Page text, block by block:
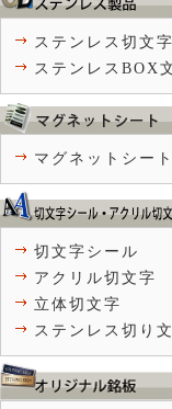
ステンレス切文字
ステンレスBOX
マグネットシート
切文字シール
アクリル切文字
立体切文字
ステンレス切り